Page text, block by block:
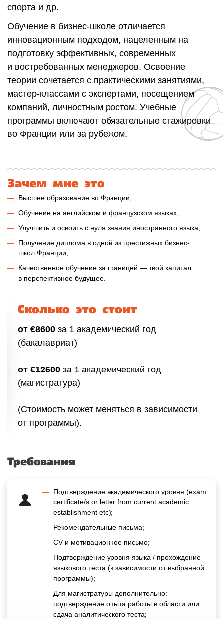
спорта и др.
Обучение в бизнес-школе отличается
инновационным подходом, нацеленным на
подготовку эффективных, современных
и востребованных менеджеров. Освоение
теории сочетается c практическими занятиями,
мастер-классами с экспертами, посещением
компаний, личностным ростом. Учебные
программы включают обязательные стажировки
во Франции или за рубежом.
Зачем мне это
Высшее образование во Франции;
Обучение на английском и французском языках;
Улучшить и освоить с нуля знания иностранного языка;
Получение диплома в одной из престижных бизнес-
школ Франции;
Качественное обучение за границей — твой капитал
в перспективное будущее.
Сколько это стоит
от €8600за 1 академический год
(бакалавриат)
от €12600за 1 академический год
(магистратура)
(Стоимость может меняться в зависимости
от программы).
Требования
Подтверждение академического уровня (exam
certificate/s or letter from current academic
establishment etc);
Рекомендательные письма;
CV и мотивационное письмо;
Подтверждение уровня языка / прохождение
языкового теста (в зависимости от выбранной
программы);
Для магистратуры дополнительно:
подтверждение опыта работы в области или
сдача аналитического теста;